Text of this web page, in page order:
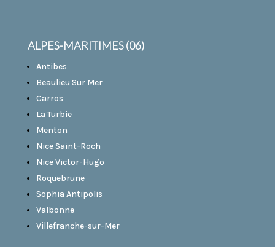
ALPES-MARITIMES (06)
Antibes
Beaulieu Sur Mer
Carros
La Turbie
Menton
Nice Saint-Roch
Nice Victor-Hugo
Roquebrune
Sophia Antipolis
Valbonne
Villefranche-sur-Mer